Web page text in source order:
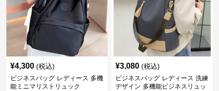
¥4,300 (税込)
ビジネスバッグ レディース 多機
能ミニマリストリュック
¥3,080 (税込)
ビジネスバッグ レディース 洗練
デザイン 多機能ビジネスリュッ